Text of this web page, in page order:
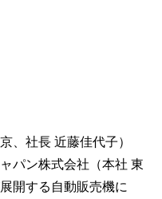
、社長 近藤佳代子）
パン株式会社（本社 東
開する自動販売機に